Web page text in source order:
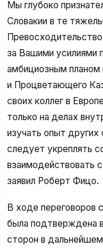
Мы глубоко
Словакии в те
за Вашими усилиями
амбициозным планом
и Процветающего
своих коллег в
только на делах
изучать опыт
следует укреплять
взаимодействовать
заявил Роберт Фицо.
В ходе переговоров
была подтверждена
сторон в